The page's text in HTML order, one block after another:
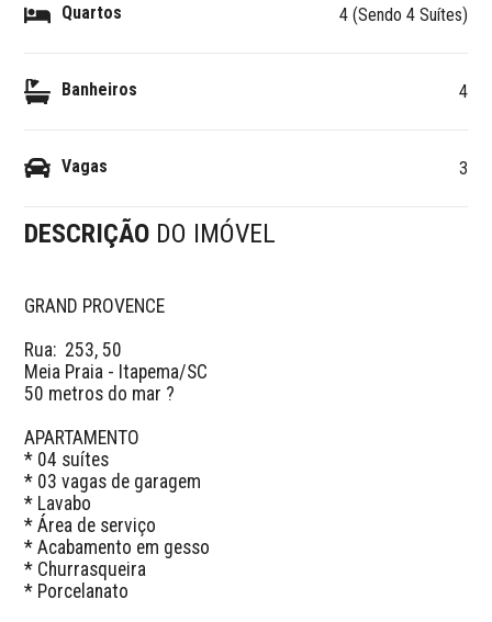
Quartos 4 (Sendo 4 Suítes)
Banheiros 4
Vagas 3
DESCRIÇÃO DO IMÓVEL
GRAND PROVENCE
Rua:  253, 50
Meia Praia - Itapema/SC
50 metros do mar ?
APARTAMENTO
* 04 suítes
* 03 vagas de garagem
* Lavabo
* Área de serviço
* Acabamento em gesso
* Churrasqueira
* Porcelanato